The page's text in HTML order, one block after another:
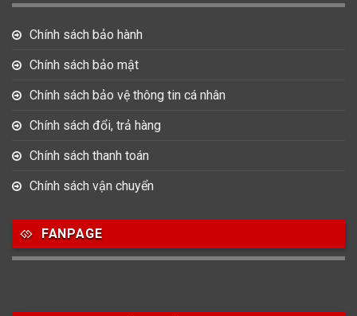
Chính sách bảo hành
Chính sách bảo mật
Chính sách bảo vệ thông tin cá nhân
Chính sách đổi, trả hàng
Chính sách thanh toán
Chính sách vận chuyển
FANPAGE